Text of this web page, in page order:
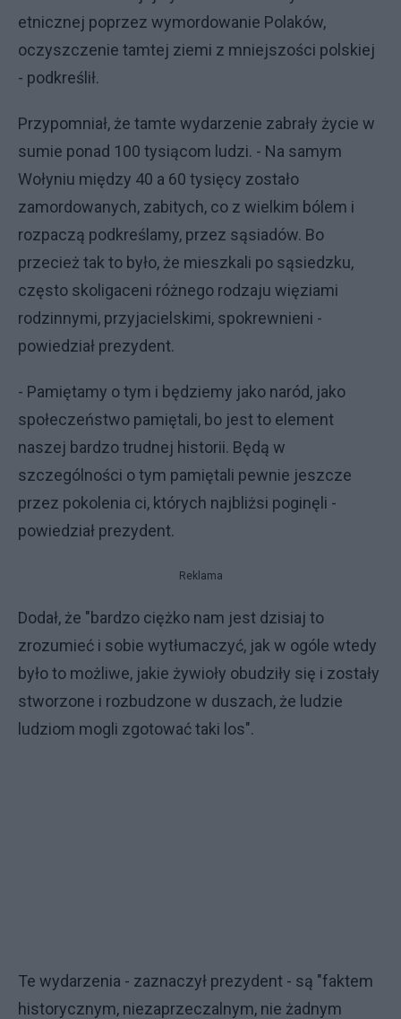
etnicznej poprzez wymordowanie Polaków,
oczyszczenie tamtej ziemi z mniejszości polskiej
- podkreślił.
Przypomniał, że tamte wydarzenie zabrały życie w
sumie ponad 100 tysiącom ludzi. - Na samym
Wołyniu między 40 a 60 tysięcy zostało
zamordowanych, zabitych, co z wielkim bólem i
rozpaczą podkreślamy, przez sąsiadów. Bo
przecież tak to było, że mieszkali po sąsiedzku,
często skoligaceni różnego rodzaju więziami
rodzinnymi, przyjacielskimi, spokrewnieni -
powiedział prezydent.
- Pamiętamy o tym i będziemy jako naród, jako
społeczeństwo pamiętali, bo jest to element
naszej bardzo trudnej historii. Będą w
szczególności o tym pamiętali pewnie jeszcze
przez pokolenia ci, których najbliżsi poginęli -
powiedział prezydent.
Reklama
Dodał, że "bardzo ciężko nam jest dzisiaj to
zrozumieć i sobie wytłumaczyć, jak w ogóle wtedy
było to możliwe, jakie żywioły obudziły się i zostały
stworzone i rozbudzone w duszach, że ludzie
ludziom mogli zgotować taki los".
Te wydarzenia - zaznaczył prezydent - są "faktem
historycznym, niezaprzeczalnym, nie żadnym